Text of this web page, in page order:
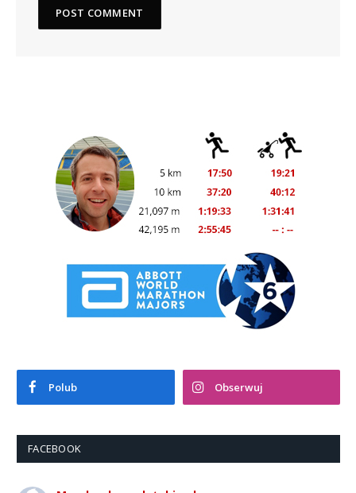
Polub Obserwuj
FACEBOOK